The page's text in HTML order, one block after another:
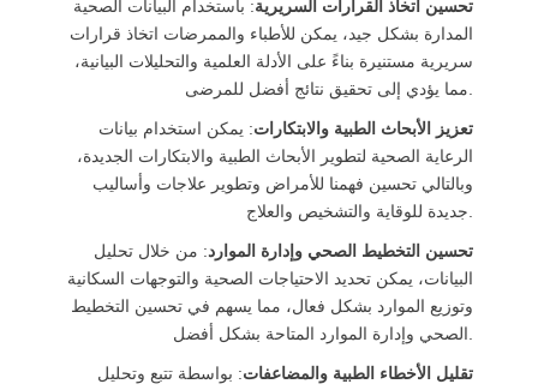
تحسين اتخاذ القرارات السريرية: باستخدام البيانات الصحية
المدارة بشكل جيد، يمكن للأطباء والممرضات اتخاذ قرارات
سريرية مستنيرة بناءً على الأدلة العلمية والتحليلات البيانية،
مما يؤدي إلى تحقيق نتائج أفضل للمرضى.
تعزيز الأبحاث الطبية والابتكارات: يمكن استخدام بيانات
الرعاية الصحية لتطوير الأبحاث الطبية والابتكارات الجديدة،
وبالتالي تحسين فهمنا للأمراض وتطوير علاجات وأساليب
جديدة للوقاية والتشخيص والعلاج.
تحسين التخطيط الصحي وإدارة الموارد: من خلال تحليل
البيانات، يمكن تحديد الاحتياجات الصحية والتوجهات السكانية
وتوزيع الموارد بشكل فعال، مما يسهم في تحسين التخطيط
الصحي وإدارة الموارد المتاحة بشكل أفضل.
تقليل الأخطاء الطبية والمضاعفات: بواسطة تتبع وتحليل